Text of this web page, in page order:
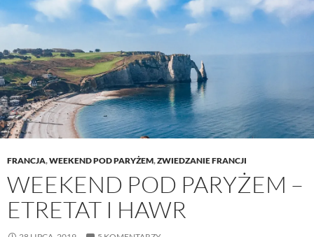
FRANCJA,WEEKEND POD PARYŻEM,ZWIEDZANIE FRANCJI
WEEKEND POD PARYŻEM –
ETRETAT I HAWR